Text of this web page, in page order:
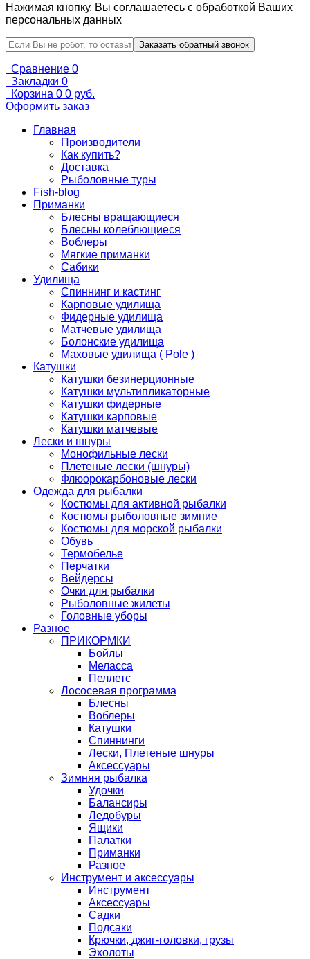
Нажимая кнопку, Вы соглашаетесь с обработкой Ваших
персональных данных
Сравнение 0
Закладки 0
Корзина 0 0 руб.
Оформить заказ
Главная
Производители
Как купить?
Доставка
Рыболовные туры
Fish-blog
Приманки
Блесны вращающиеся
Блесны колеблющиеся
Воблеры
Мягкие приманки
Сабики
Удилища
Спиннинг и кастинг
Карповые удилища
Фидерные удилища
Матчевые удилища
Болонские удилища
Маховые удилища ( Pole )
Катушки
Катушки безинерционные
Катушки мультипликаторные
Катушки фидерные
Катушки карповые
Катушки матчевые
Лески и шнуры
Монофильные лески
Плетеные лески (шнуры)
Флюорокарбоновые лески
Одежда для рыбалки
Костюмы для активной рыбалки
Костюмы рыболовные зимние
Костюмы для морской рыбалки
Обувь
Термобелье
Перчатки
Вейдерсы
Очки для рыбалки
Рыболовные жилеты
Головные уборы
Разное
ПРИКОРМКИ
Бойлы
Меласса
Пеллетс
Лососевая программа
Блесны
Воблеры
Катушки
Спиннинги
Лески, Плетеные шнуры
Аксессуары
Зимняя рыбалка
Удочки
Балансиры
Ледобуры
Ящики
Палатки
Приманки
Разное
Инструмент и аксессуары
Инструмент
Аксессуары
Садки
Подсаки
Крючки, джиг-головки, грузы
Эхолоты